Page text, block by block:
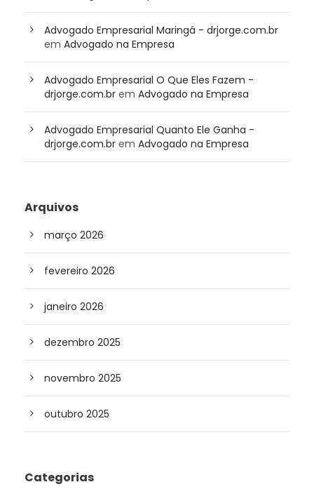
Advogado Empresarial Maringá - drjorge.com.br
em Advogado na Empresa
Advogado Empresarial O Que Eles Fazem -
drjorge.com.br em Advogado na Empresa
Advogado Empresarial Quanto Ele Ganha -
drjorge.com.br em Advogado na Empresa
Arquivos
março 2026
fevereiro 2026
janeiro 2026
dezembro 2025
novembro 2025
outubro 2025
Categorias